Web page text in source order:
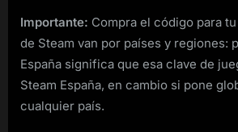
Importante: Compra el código para
de Steam van por países y regiones:
España significa que esa clave de
Steam España, en cambio si pone
cualquier país.